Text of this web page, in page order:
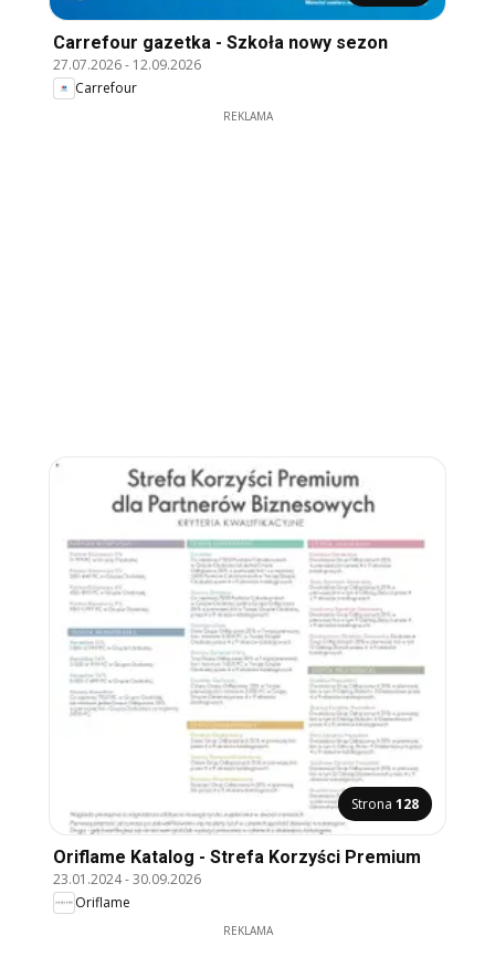
Carrefour gazetka - Szkoła nowy sezon
27.07.2026- 12.09.2026
Carrefour
REKLAMA
Strona 128
Oriflame Katalog - Strefa Korzyści Premium
23.01.2024-30.09.2026
Oriflame
REKLAMA